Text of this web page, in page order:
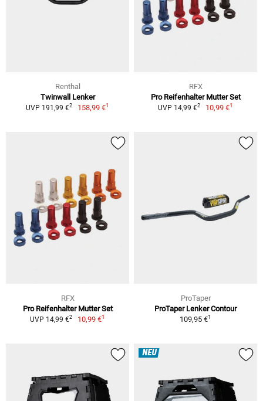
Renthal
Twinwall Lenker
UVP 191,99 €2 158,99 €1
RFX
Pro Reifenhalter Mutter Set
UVP 14,99 €2 10,99 €1
RFX
Pro Reifenhalter Mutter Set
UVP 14,99 €2 10,99 €1
ProTaper
ProTaper Lenker Contour
109,95 €1
NEU